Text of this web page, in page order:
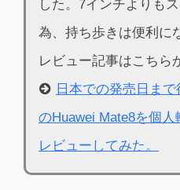
した。7インチよりも
為、持ち歩きは便利に
レビュー記事はこちら
日本での発売日ま
のHuawei Mate8を個
レビューしてみた。